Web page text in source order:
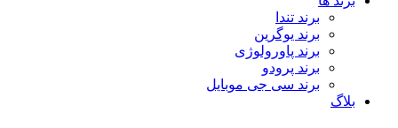
برند تندا
برند یوگرین
برند پاورولوژی
برند پرودو
برند سی جی موبایل
بلاگ